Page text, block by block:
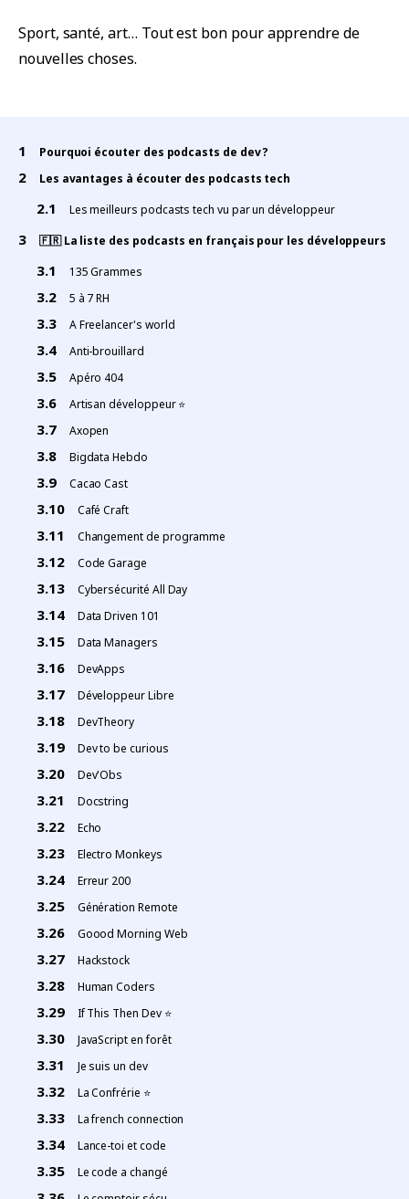
Sport, santé, art… Tout est bon pour apprendre de
nouvelles choses.
Pourquoi écouter des podcasts de dev ?
Les avantages à écouter des podcasts tech
Les meilleurs podcasts tech vu par un développeur
🇫🇷 La liste des podcasts en français pour les développeurs
135 Grammes
5 à 7 RH
A Freelancer's world
Anti-brouillard
Apéro 404
Artisan développeur ⭐
Axopen
Bigdata Hebdo
Cacao Cast
Café Craft
Changement de programme
Code Garage
Cybersécurité All Day
Data Driven 101
Data Managers
DevApps
Développeur Libre
DevTheory
Dev to be curious
Dev'Obs
Docstring
Echo
Electro Monkeys
Erreur 200
Génération Remote
Goood Morning Web
Hackstock
Human Coders
If This Then Dev ⭐
JavaScript en forêt
Je suis un dev
La Confrérie ⭐️
La french connection
Lance-toi et code
Le code a changé